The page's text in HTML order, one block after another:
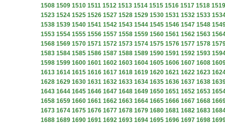
1508 1509 1510 1511 1512 1513 1514 1515 1516 1517 1518 1519
1523 1524 1525 1526 1527 1528 1529 1530 1531 1532 1533
1538 1539 1540 1541 1542 1543 1544 1545 1546 1547 1548
1553 1554 1555 1556 1557 1558 1559 1560 1561 1562 1563
1568 1569 1570 1571 1572 1573 1574 1575 1576 1577 1578
1583 1584 1585 1586 1587 1588 1589 1590 1591 1592 1593
1598 1599 1600 1601 1602 1603 1604 1605 1606 1607 1608
1613 1614 1615 1616 1617 1618 1619 1620 1621 1622 1623
1628 1629 1630 1631 1632 1633 1634 1635 1636 1637 1638
1643 1644 1645 1646 1647 1648 1649 1650 1651 1652 1653
1658 1659 1660 1661 1662 1663 1664 1665 1666 1667 1668
1673 1674 1675 1676 1677 1678 1679 1680 1681 1682 1683
1688 1689 1690 1691 1692 1693 1694 1695 1696 1697 1698